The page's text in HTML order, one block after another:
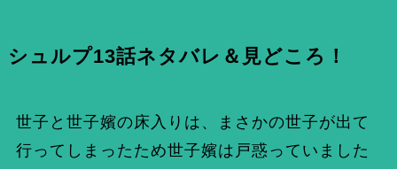
シュルプ13話ネタバレ＆見どころ！
世子と世子嬪の床入りは、まさかの世子が出て
行ってしまったため世子嬪は戸惑っていました